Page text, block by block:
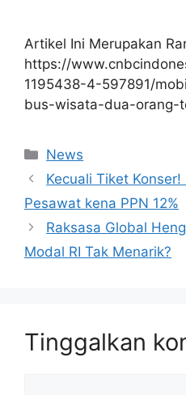
Artikel Ini Merupakan
https://
1195438-4-597891/
bus-wisata-dua-orang-
Kategori
News
Kecuali Tiket
Pesawat kena PPN 12%
Raksasa Global
Modal RI Tak Menarik?
Tinggalkan